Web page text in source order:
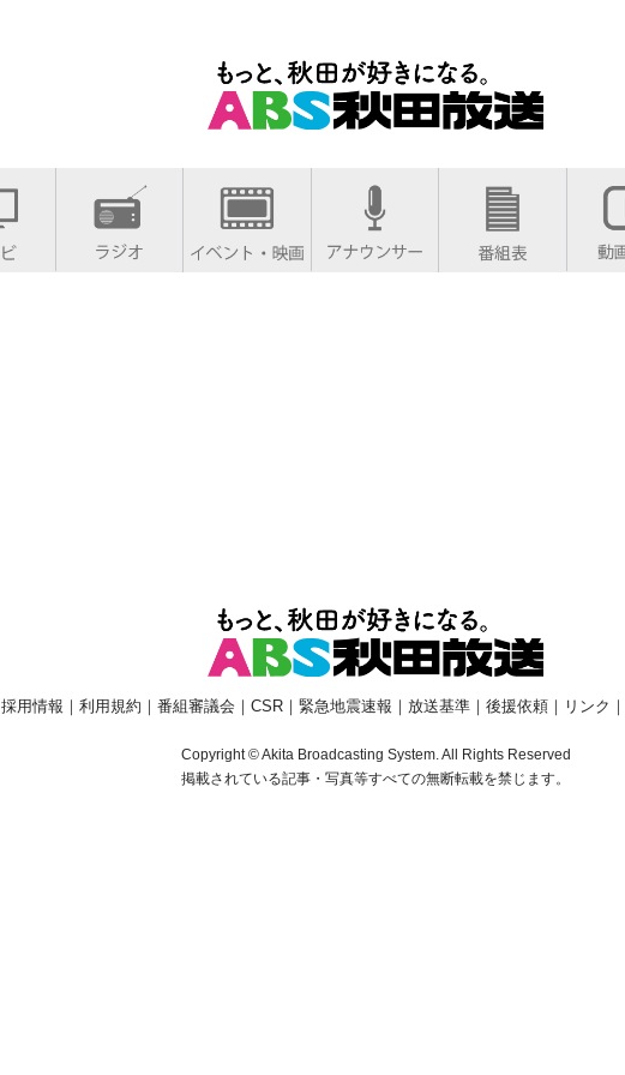
採用情報 ｜ 利用規約 ｜ 番組審議会 ｜ CSR｜ 緊急地震速報 ｜ 放送基準｜ 後援依頼｜ リンク ｜
Copyright © Akita Broadcasting System. All Rights Reserved
掲載されている記事・写真等すべての無断転載を禁じます。